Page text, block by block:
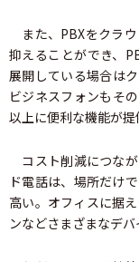
また、PBXをクラ
抑えることができ、
展開している場合は
ビジネスフォンもそ
以上に便利な機能が提
コスト削減につな
ド電話は、場所だけ
高い。オフィスに据
ンなどさまざまなデバ